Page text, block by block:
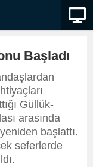
Başladı
Güllük-
arasında
başlattı.
seferlerde